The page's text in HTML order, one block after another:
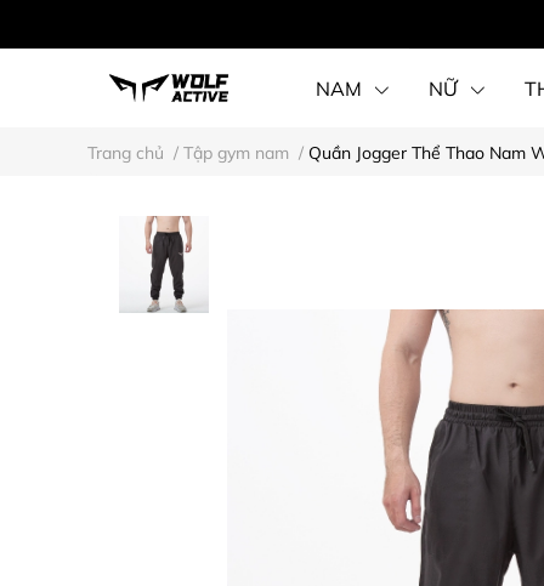
NAM NỮ
Trang chủ / Tập gym nam / Quần Jogger Thể Thao Nam